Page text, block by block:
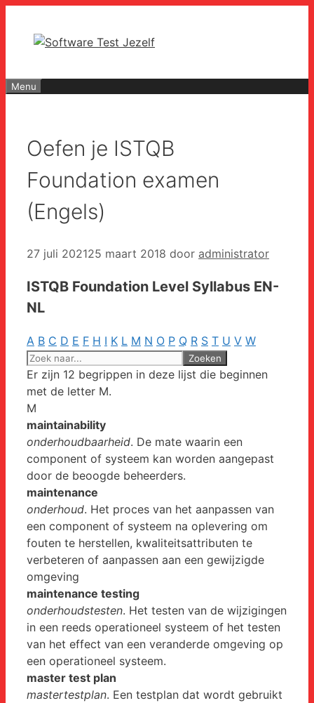
Menu
Oefen je ISTQB
Foundation examen
(Engels)
27 juli 202125 maart 2018 door administrator
ISTQB Foundation Level Syllabus EN-
NL
A B C D E F H I K L M N O P Q R S T U V W
Er zijn 12 begrippen in deze lijst die beginnen
met de letter M.
M
maintainability
onderhoudbaarheid. De mate waarin een
component of systeem kan worden aangepast
door de beoogde beheerders.
maintenance
onderhoud. Het proces van het aanpassen van
een component of systeem na oplevering om
fouten te herstellen, kwaliteitsattributen te
verbeteren of aanpassen aan een gewijzigde
omgeving
maintenance testing
onderhoudstesten. Het testen van de wijzigingen
in een reeds operationeel systeem of het testen
van het effect van een veranderde omgeving op
een operationeel systeem.
master test plan
mastertestplan. Een testplan dat wordt gebruikt